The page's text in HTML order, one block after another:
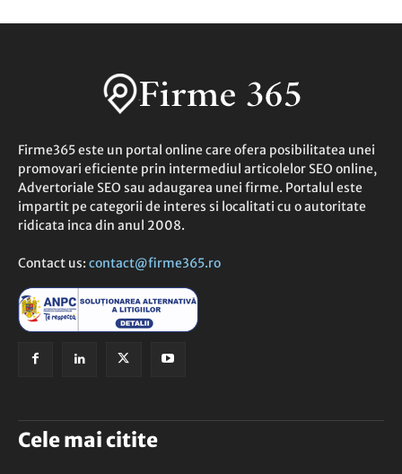
Firme365 este un portal online care ofera posibilitatea unei
promovari eficiente prin intermediul articolelor SEO online,
Advertoriale SEO sau adaugarea unei firme. Portalul este
impartit pe categorii de interes si localitati cu o autoritate
ridicata inca din anul 2008.
Contact us: contact@firme365.ro
Cele mai citite